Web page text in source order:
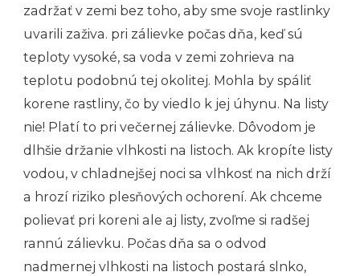
zadržať v zemi bez toho, aby sme svoje rastlinky
uvarili zaživa. pri zálievke počas dňa, keď sú
teploty vysoké, sa voda v zemi zohrieva na
teplotu podobnú tej okolitej. Mohla by spáliť
korene rastliny, čo by viedlo k jej úhynu. Na listy
nie! Platí to pri večernej zálievke. Dôvodom je
dlhšie držanie vlhkosti na listoch. Ak kropíte listy
vodou, v chladnejšej noci sa vlhkosť na nich drží
a hrozí riziko plesňových ochorení. Ak chceme
polievať pri koreni ale aj listy, zvoľme si radšej
rannú zálievku. Počas dňa sa o odvod
nadmernej vlhkosti na listoch postará slnko,